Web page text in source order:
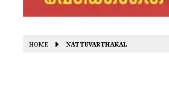
HOME NATTUVARTHAKAL